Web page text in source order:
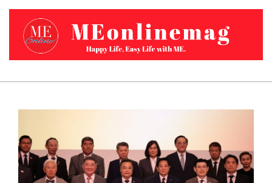
Skip
content
Primary